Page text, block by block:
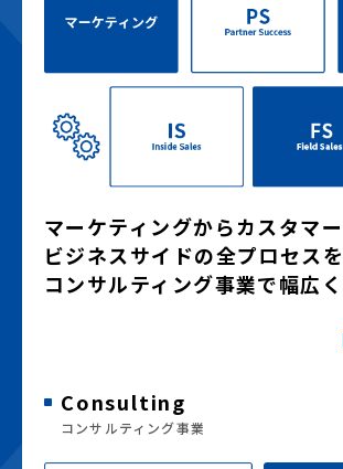
マーケティングからカスタマ
ビジネスサイドの全プロセスを
コンサルティング事業で幅広
Consulting
コンサルティング事業